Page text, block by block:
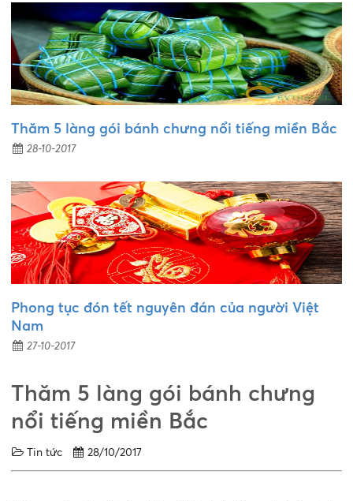
Thăm 5 làng gói bánh chưng nổi tiếng miền Bắc
28-10-2017
Phong tục đón tết nguyên đán của người Việt
Nam
27-10-2017
Thăm 5 làng gói bánh chưng
nổi tiếng miền Bắc
Tin tức 28/10/2017